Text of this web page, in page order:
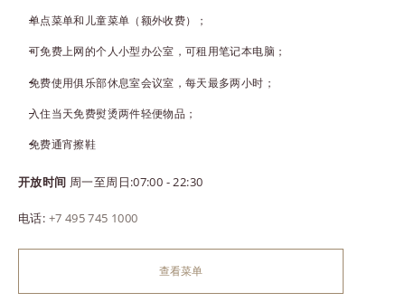
单点菜单和儿童菜单（额外收费）；
可免费上网的个人小型办公室，可租用笔记本电脑；
免费使用俱乐部休息室会议室，每天最多两小时；
入住当天免费熨烫两件轻便物品；
免费通宵擦鞋
开放时间 周一至周日:07:00 - 22:30
电话: +7 495 745 1000
查看菜单